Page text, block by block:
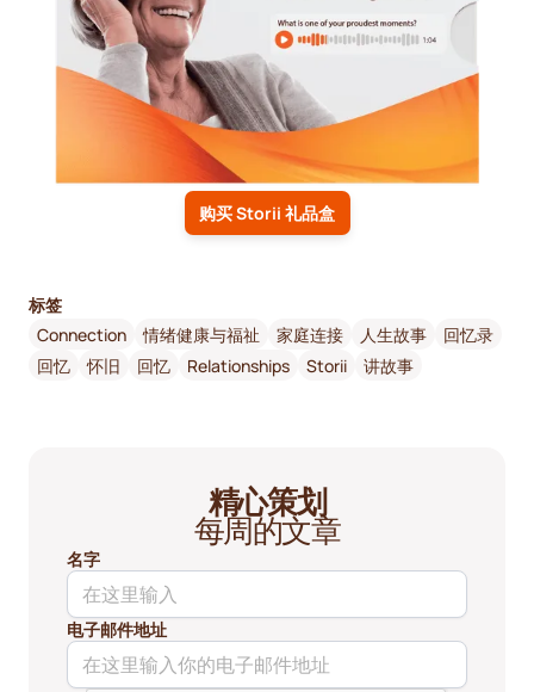
购买 Storii 礼品盒
标签
Connection
情绪健康与福祉 家庭连接 人生故事
回忆录
回忆
怀旧 回忆 Relationships Storii 讲故事
精心策划
每周的文章
名字
电子邮件地址